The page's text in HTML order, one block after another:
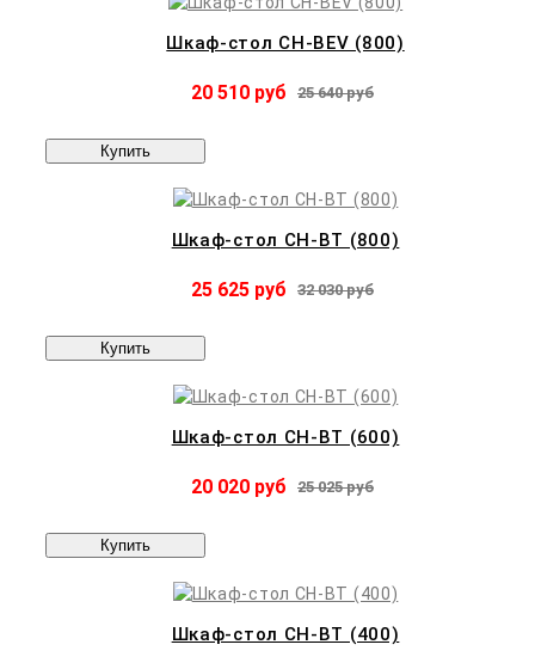
Шкаф-стол CH-BEV (800)
20 510 руб 25 640 руб
Купить
Шкаф-стол CH-BT (800)
25 625 руб 32 030 руб
Купить
Шкаф-стол CH-BT (600)
20 020 руб 25 025 руб
Купить
Шкаф-стол CH-BT (400)